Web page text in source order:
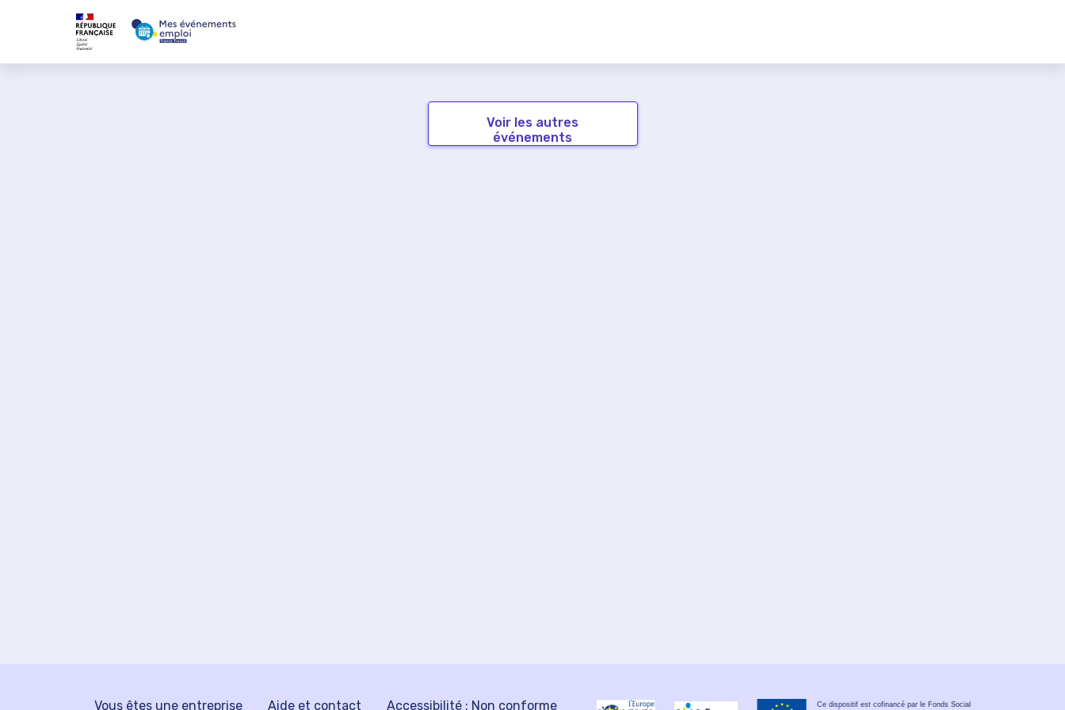
Voir les autres
événements
Vous êtes une entreprise Aide et contact Accessibilité : Non conforme
Ce dispositif est cofinancé par le Fonds Social